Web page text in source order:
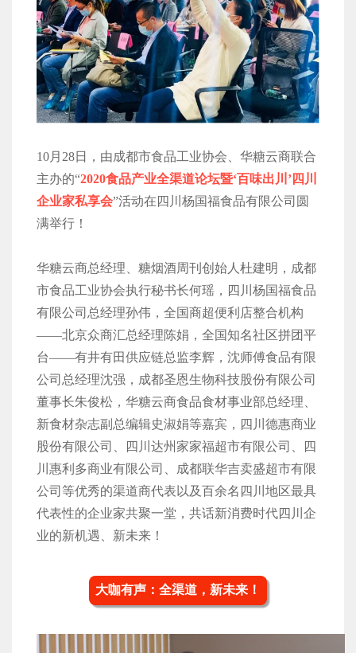
10月28日，由成都市食品工业协会、华糖云商联合
主办的“2020食品产业全渠道论坛暨‘百味出川’四川
企业家私享会”活动在四川杨国福食品有限公司圆
满举行！
华糖云商总经理、糖烟酒周刊创始人杜建明，成都
市食品工业协会执行秘书长何瑶，四川杨国福食品
有限公司总经理孙伟，全国商超便利店整合机构
——北京众商汇总经理陈娟，全国知名社区拼团平
台——有井有田供应链总监李辉，沈师傅食品有限
公司总经理沈强，成都圣恩生物科技股份有限公司
董事长朱俊松，华糖云商食品食材事业部总经理、
新食材杂志副总编辑史淑娟等嘉宾，四川德惠商业
股份有限公司、四川达州家家福超市有限公司、四
川惠利多商业有限公司、成都联华吉卖盛超市有限
公司等优秀的渠道商代表以及百余名四川地区最具
代表性的企业家共聚一堂，共话新消费时代四川企
业的新机遇、新未来！
大咖有声： 全渠道，新未来！